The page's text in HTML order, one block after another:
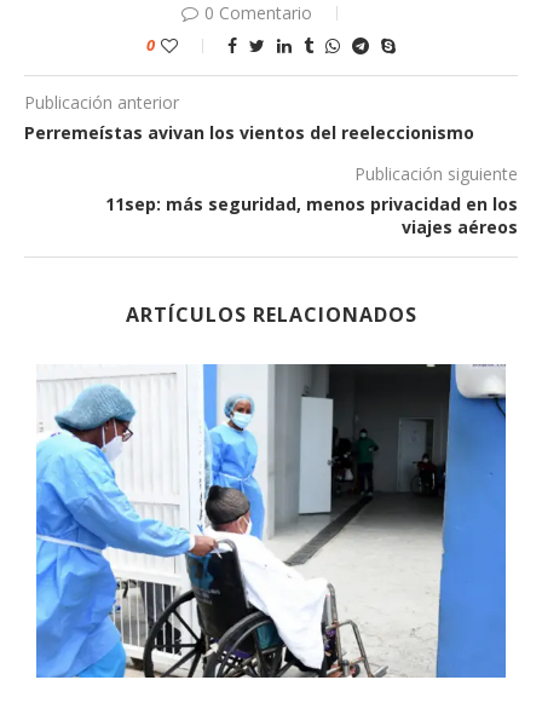
0 Comentario
0
Publicación anterior
Perremeístas avivan los vientos del reeleccionismo
Publicación siguiente
11sep: más seguridad, menos privacidad en los
viajes aéreos
ARTÍCULOS RELACIONADOS